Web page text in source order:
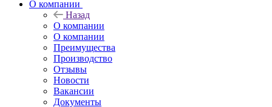
О компании
Назад
О компании
О компании
Преимущества
Производство
Отзывы
Новости
Вакансии
Документы